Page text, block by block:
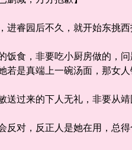
睿园后不久，就开始东挑西
食，非要吃小厨房做的，问
若是真端上一碗汤面，那女
过来的下人无礼，非要从靖
对，反正人是她在用，总得